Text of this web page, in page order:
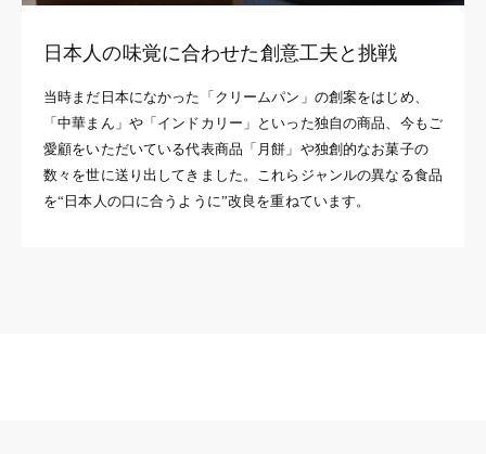
日本人の味覚に合わせた創意工夫と挑戦
当時まだ日本になかった「クリームパン」の創案をはじめ、
「中華まん」や「インドカリー」といった独自の商品、今もご
愛顧をいただいている代表商品「月餅」や独創的なお菓子の
数々を世に送り出してきました。これらジャンルの異なる食品
を“日本人の口に合うように”改良を重ねています。